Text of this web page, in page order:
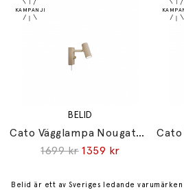
BELID
Cato Vägglampa Nougat/Mässing
1699 kr 1359 kr
Belid är ett av Sveriges ledande